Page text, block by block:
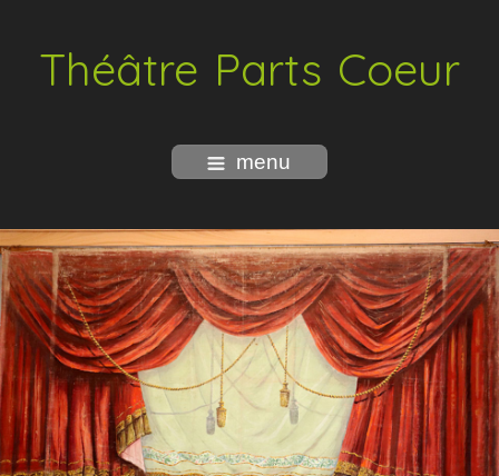
Théâtre Parts Coeur
menu